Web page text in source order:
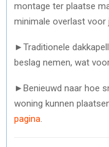
montage ter plaatse
minimale overlast voor
►Traditionele
beslag nemen, wat
►Benieuwd naar hoe
woning kunnen
pagina.